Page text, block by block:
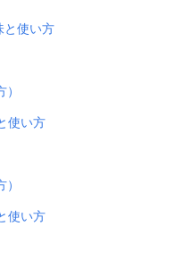
と使い方
使い方
使い方